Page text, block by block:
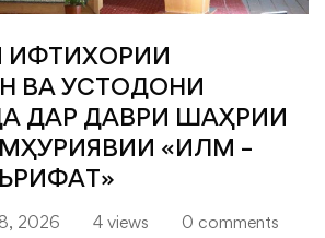
ИФТИХОРИИ
ВА УСТОДОНИ
ДАР ДАВРИ ШАҲРИИ
«ИЛМ –
2026 4 views 0 comments